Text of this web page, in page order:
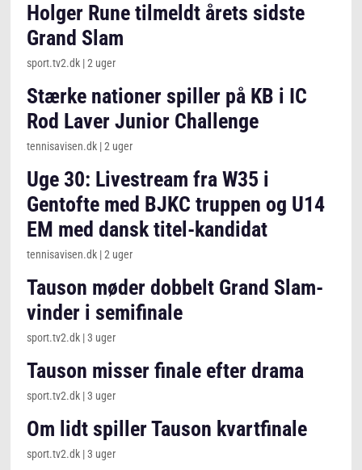
Holger Rune tilmeldt årets sidste
Grand Slam
sport.tv2.dk |2 uger
Stærke nationer spiller på KB i IC
Rod Laver Junior Challenge
tennisavisen.dk |2 uger
Uge 30: Livestream fra W35 i
Gentofte med BJKC truppen og U14
EM med dansk titel-kandidat
tennisavisen.dk |2 uger
Tauson møder dobbelt Grand Slam-
vinder i semifinale
sport.tv2.dk |3 uger
Tauson misser finale efter drama
sport.tv2.dk |3 uger
Om lidt spiller Tauson kvartfinale
sport.tv2.dk |3 uger